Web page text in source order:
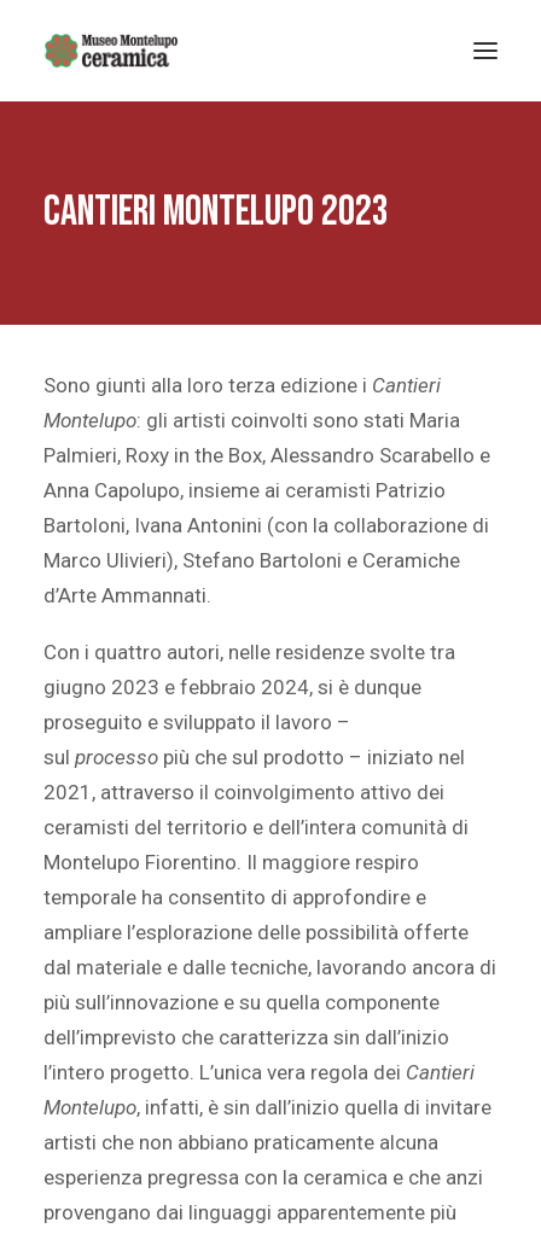
MUSEO DELLA CERAMICA
Arte Contemporanea
Notizie
Ricerca
Cantieri Montelupo 2023
Sono giunti alla loro terza edizione i Cantieri
Montelupo: gli artisti coinvolti sono stati Maria
Palmieri, Roxy in the Box, Alessandro Scarabello e
Anna Capolupo, insieme ai ceramisti Patrizio
Bartoloni, Ivana Antonini (con la collaborazione di
Marco Ulivieri), Stefano Bartoloni e Ceramiche
d’Arte Ammannati.
Con i quattro autori, nelle residenze svolte tra
giugno 2023 e febbraio 2024, si è dunque
proseguito e sviluppato il lavoro –
sul processo più che sul prodotto – iniziato nel
2021, attraverso il coinvolgimento attivo dei
ceramisti del territorio e dell’intera comunità di
Montelupo Fiorentino. Il maggiore respiro
temporale ha consentito di approfondire e
ampliare l’esplorazione delle possibilità offerte
dal materiale e dalle tecniche, lavorando ancora di
più sull’innovazione e su quella componente
dell’imprevisto che caratterizza sin dall’inizio
l’intero progetto. L’unica vera regola dei Cantieri
Montelupo, infatti, è sin dall’inizio quella di invitare
artisti che non abbiano praticamente alcuna
esperienza pregressa con la ceramica e che anzi
provengano dai linguaggi apparentemente più